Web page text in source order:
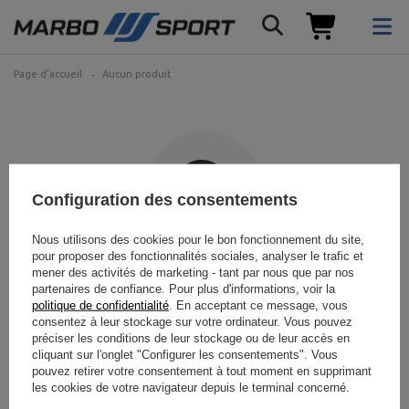
Page d'accueil Aucun produit
Le produit recherché n'a pas
été trouvé.
Essayez de spécifier des paramètres plus précis. Veuillez utiliser
de recherche avancé.
Configuration des consentements
Nous utilisons des cookies pour le bon fonctionnement du site,
pour proposer des fonctionnalités sociales, analyser le trafic et
mener des activités de marketing - tant par nous que par nos
partenaires de confiance. Pour plus d'informations, voir la
politique de confidentialité . En acceptant ce message, vous
consentez à leur stockage sur votre ordinateur. Vous pouvez
préciser les conditions de leur stockage ou de leur accès en
cliquant sur l'onglet "Configurer les consentements". Vous
pouvez retirer votre consentement à tout moment en supprimant
les cookies de votre navigateur depuis le terminal concerné.